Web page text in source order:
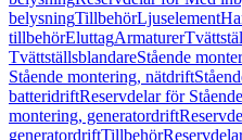
belysningTillbehörLjuselement
tillbehörEluttagArmaturer
TvättställsblandareStående
Stående montering, nätdrift
batteridriftReservdelar för
montering, generatordrift
generatordriftTillbehör